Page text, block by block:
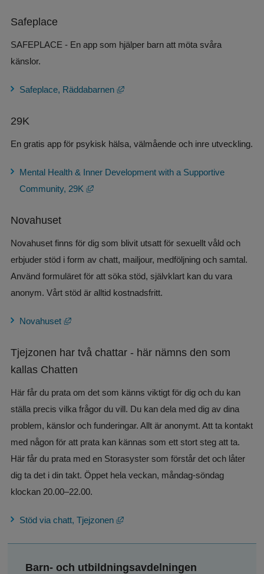
Safeplace
SAFEPLACE - En app som hjälper barn att möta svåra
känslor.
Safeplace, Räddabarnen Länk till annan webbplats, öppnas i
29K
En gratis app för psykisk hälsa, välmående och inre utveckling.
Mental Health & Inner Development with a Supportive
Community, 29K
Länk till annan webbplats, öppnas i nytt
Novahuset
Novahuset finns för dig som blivit utsatt för sexuellt våld och
erbjuder stöd i form av chatt, mailjour, medföljning och samtal.
Använd formuläret för att söka stöd, självklart kan du vara
anonym. Vårt stöd är alltid kostnadsfritt.
Novahuset Länk till annan webbplats, öppnas i nytt fönster.
Tjejzonen har två chattar - här nämns den som
kallas Chatten
Här får du prata om det som känns viktigt för dig och du kan
ställa precis vilka frågor du vill. Du kan dela med dig av dina
problem, känslor och funderingar. Allt är anonymt. Att ta kontakt
med någon för att prata kan kännas som ett stort steg att ta.
Här får du prata med en Storasyster som förstår det och låter
dig ta det i din takt. Öppet hela veckan, måndag-söndag
klockan 20.00–22.00.
Stöd via chatt, Tjejzonen Länk till annan webbplats, öppnas i
Barn- och utbildningsavdelningen